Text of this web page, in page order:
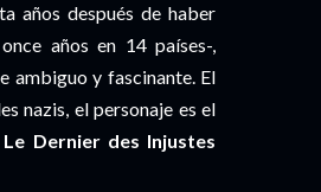
años después de haber
años en 14 países-,
ambiguo y fascinante. El
nazis, el personaje es el
Le Dernier des Injustes